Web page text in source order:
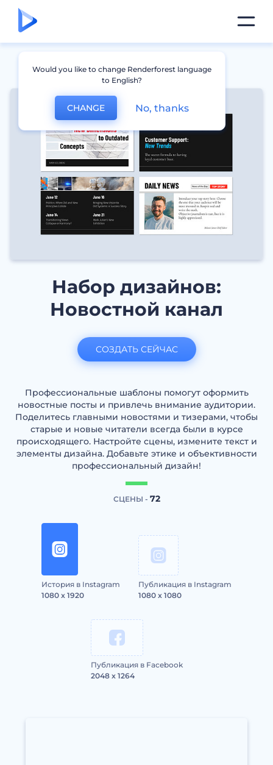
Набор дизайнов:
Новостной канал
Профессиональные шаблоны помогут оформить
новостные посты и привлечь внимание аудитории.
Поделитесь главными новостями и тизерами, чтобы
старые и новые читатели всегда были в курсе
происходящего. Настройте сцены, измените текст и
элементы дизайна. Добавьте этике и объективности
профессиональный дизайн!
СЦЕНЫ - 72
История в Instagram
1080 x 1920
Публикация в Instagram
1080 x 1080
Публикация в Facebook
2048 x 1264
СОЗДАТЬ СЕЙЧАС
Would you like to change Renderforest language
to English?
CHANGE No, thanks